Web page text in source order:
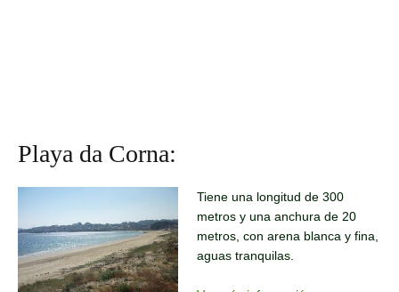
Playa da Corna:
Tiene una longitud de 300
metros y una anchura de 20
metros, con arena blanca y fina,
aguas tranquilas.